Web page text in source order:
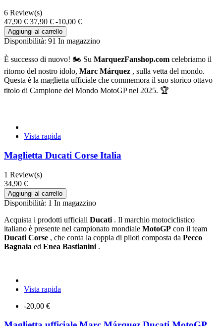
6 Review(s)
47,90 € 37,90 € -10,00 €
Aggiungi al carrello
Disponibilità: 91 In magazzino
È successo di nuovo! 🏍️ Su MarquezFanshop.com celebriamo il
ritorno del nostro idolo, Marc Márquez , sulla vetta del mondo.
Questa è la maglietta ufficiale che commemora il suo storico ottavo
titolo di Campione del Mondo MotoGP nel 2025. 🏆
Vista rapida
Maglietta Ducati Corse Italia
1 Review(s)
34,90 €
Aggiungi al carrello
Disponibilità: 1 In magazzino
Acquista i prodotti ufficiali Ducati . Il marchio motociclistico
italiano è presente nel campionato mondiale MotoGP con il team
Ducati Corse , che conta la coppia di piloti composta da Pecco
Bagnaia ed Enea Bastianini .
Vista rapida
-20,00 €